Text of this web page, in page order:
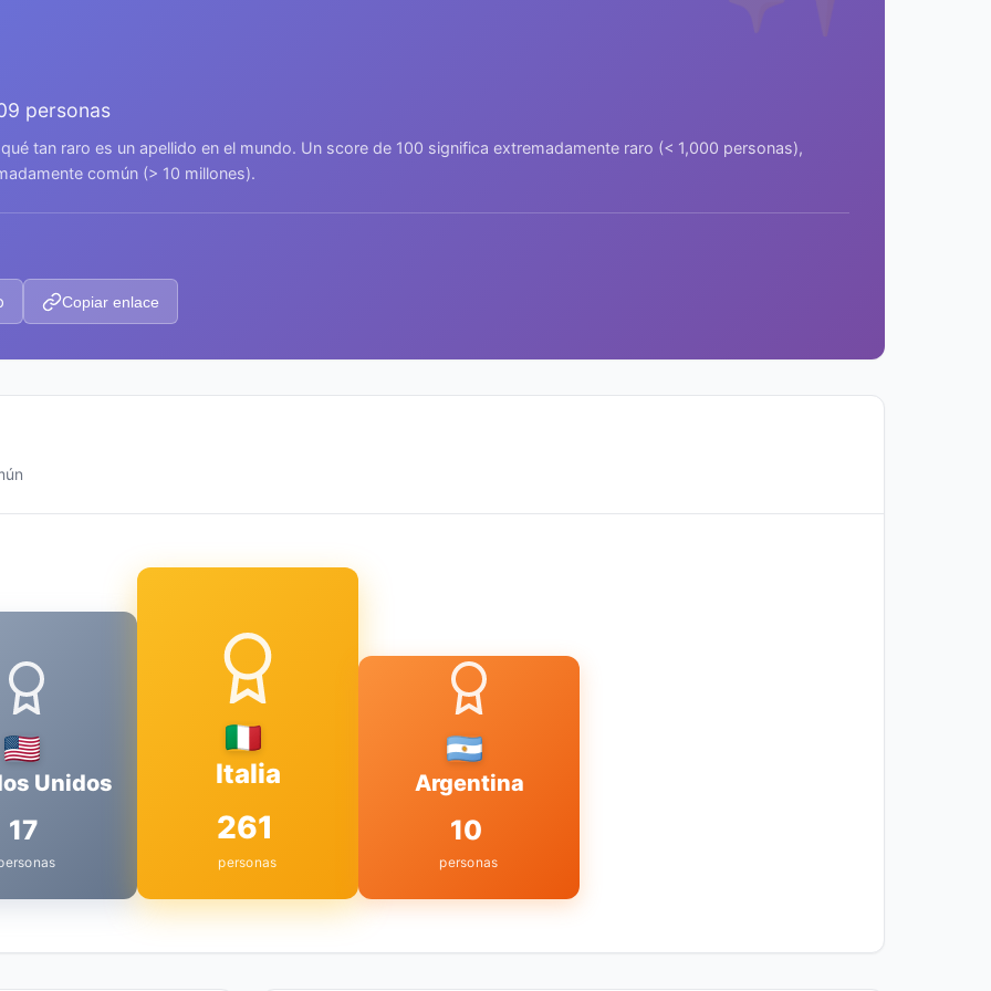
personas
tan raro es un apellido en el mundo. Un score de 100 significa extremadamente raro (< 1,000 personas),
común (> 10 millones).
Copiar enlace
Unidos
17
Italia
261
personas
Argentina
10
personas